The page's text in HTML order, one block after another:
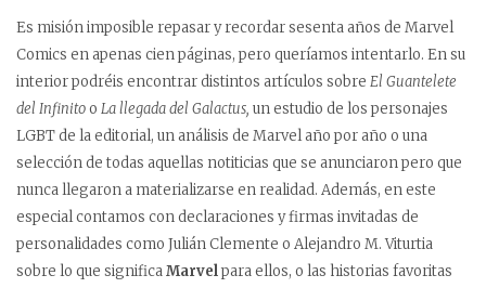
Es misión imposible repasar y recordar sesenta años de Marvel
Comics en apenas cien páginas, pero queríamos intentarlo. En su
interior podréis encontrar distintos artículos sobre El Guantelete
del Infinitoo La llegada del Galactus, un estudio de los personajes
LGBT de la editorial, un análisis de Marvel año por año o una
selección de todas aquellas notiticias que se anunciaron pero que
nunca llegaron a materializarse en realidad. Además, en este
especial contamos con declaraciones y firmas invitadas de
personalidades como Julián Clemente o Alejandro M. Viturtia
sobre lo que significaMarvelpara ellos, o las historias favoritas